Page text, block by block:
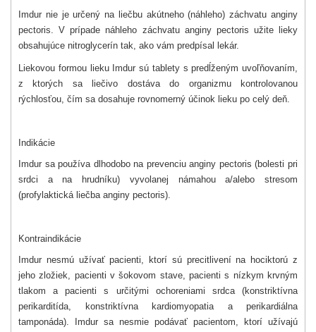
Imdur nie je určený na liečbu akútneho (náhleho) záchvatu anginy
pectoris. V prípade náhleho záchvatu anginy pectoris užite lieky
obsahujúce nitroglycerín tak, ako vám predpísal lekár.
Liekovou formou lieku Imdur sú tablety s predĺženým uvoľňovaním,
z ktorých sa liečivo dostáva do organizmu kontrolovanou
rýchlosťou, čím sa dosahuje rovnomerný účinok lieku po celý deň.
Indikácie
Imdur sa používa dlhodobo na prevenciu anginy pectoris (bolesti pri
srdci a na hrudníku) vyvolanej námahou a/alebo stresom
(profylaktická liečba anginy pectoris).
Kontraindikácie
Imdur nesmú užívať pacienti, ktorí sú precitlivení na hociktorú z
jeho zložiek, pacienti v šokovom stave, pacienti s nízkym krvným
tlakom a pacienti s určitými ochoreniami srdca (konstriktívna
perikarditída, konstriktívna kardiomyopatia a perikardiálna
tamponáda). Imdur sa nesmie podávať pacientom, ktorí užívajú